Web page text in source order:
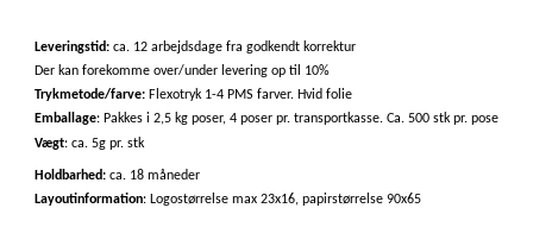
Leveringstid:ca. 12 arbejdsdage fra godkendt korrektur
Der kan forekomme over/under levering op til 10%
Trykmetode/farve: Flexotryk 1-4 PMS farver. Hvid folie
Emballage: Pakkes i 2,5 kg poser, 4 poser pr. transportkasse. Ca. 500 stk pr. pose
Vægt: ca. 5g pr. stk
Holdbarhed:ca. 18 måneder
Layoutinformation: Logostørrelse max 23x16, papirstørrelse 90x65